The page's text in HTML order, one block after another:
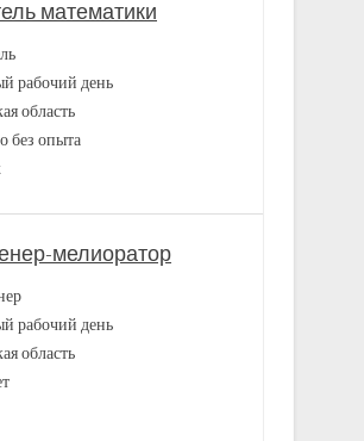
математики
рабочий день
область
без опыта
мелиоратор
рабочий день
область